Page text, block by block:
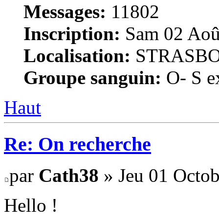
Messages: 11802
Inscription: Sam 02
Localisation:
Groupe sanguin: O- S
Haut
Re: On recherche
par Cath38 » Jeu 01
Hello !